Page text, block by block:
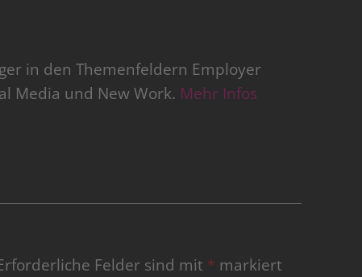
in den Themenfeldern Employer
Media und New Work. Mehr Infos
Felder sind mit * markiert